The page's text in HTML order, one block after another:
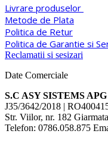
Livrare produselor
Metode de Plata
Politica de Retur
Politica de Garantie si
Reclamatii si sesizari
Date Comerciale
S.C ASY SISTEMS
J35/3642/2018 |
Str. Viilor, nr. 182
Telefon: 0786.058.875